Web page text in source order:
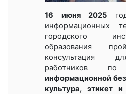
16 июня 2025
информационных
городского
образования
консультация
работников
информационной
культура, этикет и